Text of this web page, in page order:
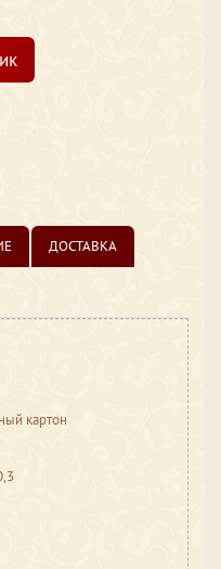
ДОСТАВКА
картон